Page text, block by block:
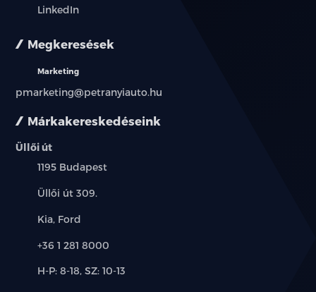
Márkakereskedéseink
Üllői út
Település:
1195 Budapest
Cím:
Üllői út 309.
Márkák:
Kia, Ford
Telefon:
+36 1 281 8000
Új-
H-P: 8-18, SZ: 10-13
LinkedIn
Megkeresések
Marketing
pmarketing@petranyiauto.hu